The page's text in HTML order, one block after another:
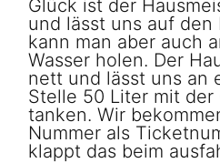
Glück ist der
und lässt uns auf
kann man aber auch
Wasser holen. Der
nett und lässt uns an
Stelle 50 Liter mit der
tanken. Wir
Nummer als
klappt das beim